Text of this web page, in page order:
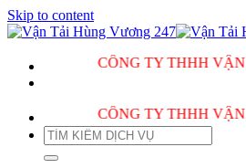
Skip to content
CÔNG TY THHH VẬN TẢI
CÔNG TY THHH VẬN TẢI